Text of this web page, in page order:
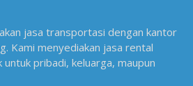
jasa transportasi dengan kantor
Kami menyediakan jasa rental
pribadi, keluarga, maupun